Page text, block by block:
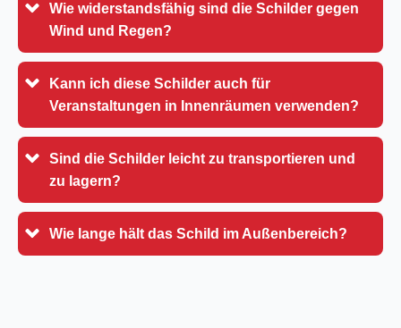
Wie widerstandsfähig sind die Schilder gegen
Wind und Regen?
Kann ich diese Schilder auch für
Veranstaltungen in Innenräumen verwenden?
Sind die Schilder leicht zu transportieren und
zu lagern?
Wie lange hält das Schild im Außenbereich?